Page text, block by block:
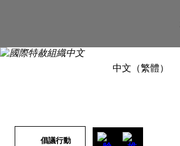
中文（繁體）
內
倡議行動